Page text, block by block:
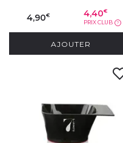
4,90€ 4,40€
PRIX CLUB ?
AJOUTER